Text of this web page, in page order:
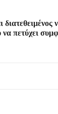
να πετύχει